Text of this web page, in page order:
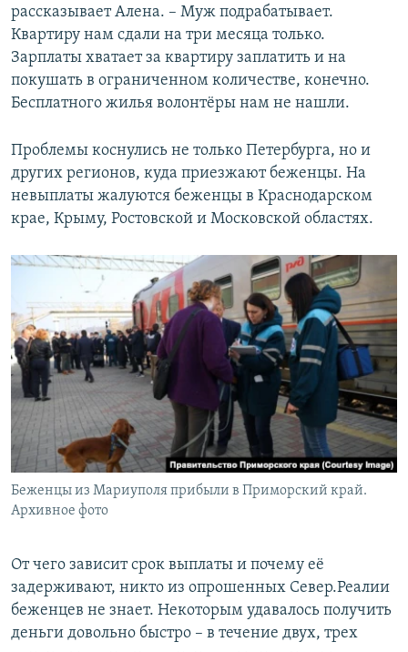
рассказывает Алена. – Муж подрабатывает.
Квартиру нам сдали на три месяца только.
Зарплаты хватает за квартиру заплатить и на
покушать в ограниченном количестве, конечно.
Бесплатного жилья волонтёры нам не нашли.
Проблемы коснулись не только Петербурга, но и
других регионов, куда приезжают беженцы. На
невыплаты жалуются беженцы в Краснодарском
крае, Крыму, Ростовской и Московской областях.
Беженцы из Мариуполя прибыли в Приморский край.
Архивное фото
От чего зависит срок выплаты и почему её
задерживают, никто из опрошенных Север.Реалии
беженцев не знает. Некоторым удавалось получить
деньги довольно быстро – в течение двух, трех